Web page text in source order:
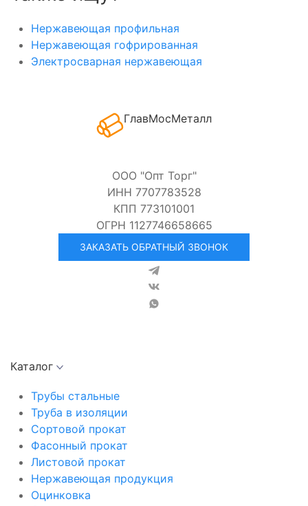
Нержавеющая профильная
Нержавеющая гофрированная
Электросварная нержавеющая
ГлавМосМеталл
ООО "Опт Торг"
ИНН 7707783528
КПП 773101001
ОГРН 1127746658665
ЗАКАЗАТЬ ОБРАТНЫЙ ЗВОНОК
Каталог
Трубы стальные
Труба в изоляции
Сортовой прокат
Фасонный прокат
Листовой прокат
Нержавеющая продукция
Оцинковка